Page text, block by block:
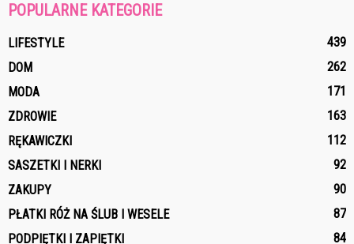
POPULARNE KATEGORIE
LIFESTYLE
439
DOM
262
MODA
171
ZDROWIE
163
RĘKAWICZKI
112
SASZETKI I NERKI
92
ZAKUPY
90
PŁATKI RÓŻ NA ŚLUB I WESELE
87
PODPIĘTKI I ZAPIĘTKI
84